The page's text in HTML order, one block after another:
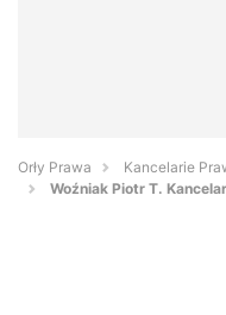
Orły Prawa
Kancelarie
Woźniak Piotr T.